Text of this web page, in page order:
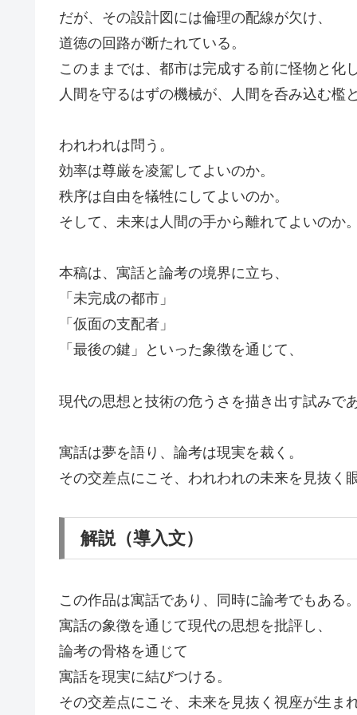
だが、その設計図には倫理の配線が欠け、
道徳の回路が断たれている。
このままでは、都市は完成する前に怪物と化し
人間を守るはずの機械が、人間を呑み込む檻
われわれは問う。
効率は尊厳を凌駕してよいのか。
秩序は自由を犠牲にしてよいのか。
そして、未来は人間の手から離れてよいのか。
本稿は、寓話と論考の境界に立ち、
「未完成の都市」
「仮面の支配者」
「最後の鍵」といった象徴を通じて、
現代の思想と技術の危うさを描き出す試みであ
寓話は夢を語り、論考は現実を裁く。
その交差点にこそ、われわれの未来を見抜く
解説（導入文）
この作品は寓話であり、同時に論考でもある。
寓話の象徴を通じて現代の思想を批評し、
論考の骨格を通じて
寓話を現実に結びつける。
その交差点にこそ、未来を見抜く視座が生まれ